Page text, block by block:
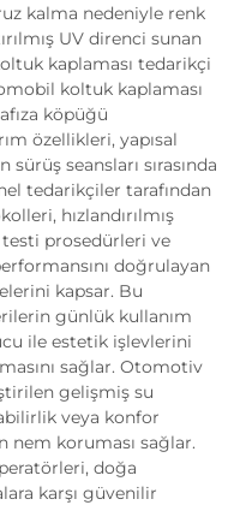
kalma nedeniyle renk
UV direnci sunan
kaplaması tedarikçi
koltuk kaplaması
köpüğü
özellikleri, yapısal
seansları sırasında
tedarikçiler tarafından
hızlandırılmış
prosedürleri ve
doğrulayan
kapsar. Bu
günlük kullanım
ile estetik işlevlerini
sağlar. Otomotiv
gelişmiş su
veya konfor
koruması sağlar.
doğa
karşı güvenilir